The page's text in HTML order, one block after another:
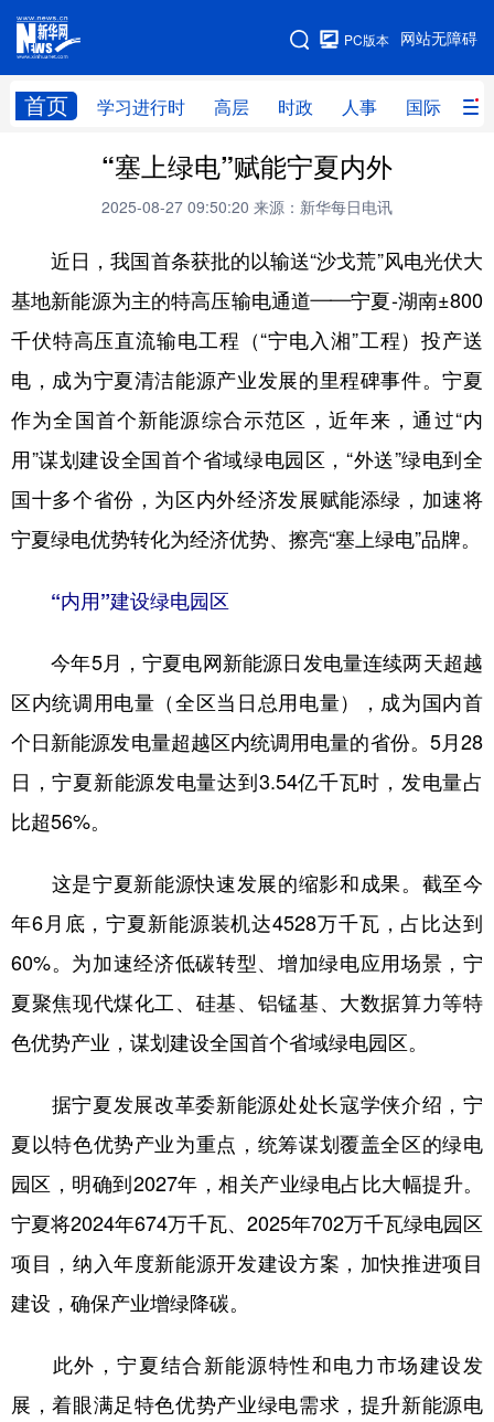
网站无障碍
PC版本
首页 学习进行时 高层 时政 人事 国际 财
网站地图
学习进行时 高层 时政
财经 网评
台湾 思客智库 全球连线 教育
科技 科创 量子 体育
文化 书画 健康 军事
食品 人居 信息化 数字经济
学术中国 乡村振兴 银龄 溯源中国
公益 一带一路 亚太网 上市公司
山东 河南 湖北 湖南
广东 广西 海南 重庆
陕西 甘肃 青海 宁夏
新疆 内蒙古 黑龙江
多语种频道
English Español
Русский язык 日本語 한국어
Deutsch Português
“塞上绿电”赋能宁夏内外
2025-08-27 09:50:20 来源：新华每日电讯
近日，我国首条获批的以输送“沙戈荒”风电光伏大
基地新能源为主的特高压输电通道——宁夏-湖南±800
千伏特高压直流输电工程（“宁电入湘”工程）投产送
电，成为宁夏清洁能源产业发展的里程碑事件。宁夏
作为全国首个新能源综合示范区，近年来，通过“内
用”谋划建设全国首个省域绿电园区，“外送”绿电到全
国十多个省份，为区内外经济发展赋能添绿，加速将
宁夏绿电优势转化为经济优势、擦亮“塞上绿电”品牌。
“内用”建设绿电园区
今年5月，宁夏电网新能源日发电量连续两天超越
区内统调用电量（全区当日总用电量），成为国内首
个日新能源发电量超越区内统调用电量的省份。5月28
日，宁夏新能源发电量达到3.54亿千瓦时，发电量占
比超56%。
这是宁夏新能源快速发展的缩影和成果。截至今
年6月底，宁夏新能源装机达4528万千瓦，占比达到
60%。为加速经济低碳转型、增加绿电应用场景，宁
夏聚焦现代煤化工、硅基、铝锰基、大数据算力等特
色优势产业，谋划建设全国首个省域绿电园区。
据宁夏发展改革委新能源处处长寇学侠介绍，宁
夏以特色优势产业为重点，统筹谋划覆盖全区的绿电
园区，明确到2027年，相关产业绿电占比大幅提升。
宁夏将2024年674万千瓦、2025年702万千瓦绿电园区
项目，纳入年度新能源开发建设方案，加快推进项目
建设，确保产业增绿降碳。
此外，宁夏结合新能源特性和电力市场建设发
展，着眼满足特色优势产业绿电需求，提升新能源电